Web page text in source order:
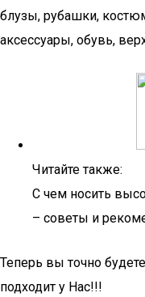
блузы, рубашки,
аксессуары, обувь,
Читайте также:
С чем носить
– советы и
Теперь вы точно
подходит у Нас!!!